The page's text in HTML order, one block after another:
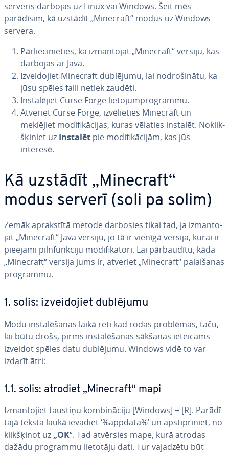
serveris darbojas uz Linux vai Windows. Šeit mēs
parādīsim, kā uzstādīt „Minecraft“ modus uz Windows
servera.
Pār­lie­ci­nie­ties, ka iz­man­to­jat „Minecraft“ versiju, kas
darbojas ar Java.
Iz­vei­do­jiet Minecraft dublējumu, lai no­dro­ši­nā­tu, ka
jūsu spēles faili netiek zaudēti.
In­sta­lē­jiet Curse Forge lie­to­jum­prog­ram­mu.
Atveriet Curse Forge, iz­vē­lie­ties Minecraft un
meklējiet mo­di­fi­kā­ci­jas, kuras vēlaties instalēt. No­klik­
šķi­niet uz Instalēt pie mo­di­fi­kā­ci­jām, kas jūs
interesē.
Kā uzstādīt „Minecraft“
modus serverī (soli pa solim)
Zemāk ap­rak­stī­tā metode darbosies tikai tad, ja iz­man­to­
jat „Minecraft“ Java versiju, jo tā ir vienīgā versija, kurai ir
pieejami pilnfun­kci­ju mo­di­fi­ka­to­ri. Lai pār­bau­dī­tu, kāda
„Minecraft“ versija jums ir, atveriet „Minecraft“ pa­lai­ša­nas
programmu.
1. solis: iz­vei­do­jiet dublējumu
Modu in­sta­lē­ša­nas laikā reti kad rodas problēmas, taču,
lai būtu drošs, pirms in­sta­lē­ša­nas sākšanas ieteicams
izveidot spēles datu dublējumu. Windows vidē to var
izdarīt ātri:
1.1. solis: atrodiet „Minecraft“ mapi
Iz­man­to­jiet taustiņu kom­bi­nā­ci­ju [Windows] + [R]. Pa­rā­dī­
ta­jā teksta laukā ievadiet ‘%appdata%’ un ap­stip­ri­niet, no­
klik­šķi­not uz „OK“. Tad atvērsies mape, kurā atrodas
dažādu programmu lietotāju dati. Tur vajadzētu būt